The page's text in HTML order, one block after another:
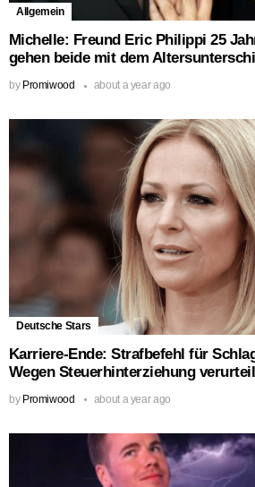
Allgemein
Michelle: Freund Eric Philippi 25
gehen beide mit dem
by Promiwood about a year ago
Deutsche Stars
Karriere-Ende: Strafbefehl für
Wegen Steuerhinterziehung
by Promiwood about a year ago